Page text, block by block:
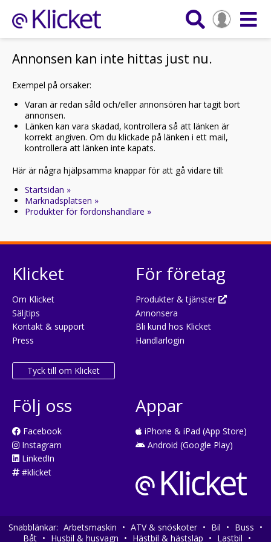
Annonsen kan inte hittas just nu.
Exempel på orsaker:
Varan är redan såld och/eller annonsören har tagit bort
annonsen.
Länken kan vara skadad, kontrollera så att länken är
korrekt angiven. Om du klickade på länken i ett mail,
kontrollera att länken inte kapats.
Här är några hjälpsamma knappar för att gå vidare till:
Startsidan »
Marknadsplatsen »
Produkter för fordonshandlare »
Klicket
Om Klicket
Säljtips
Kontakt & support
Press
Tyck till om Klicket
För företag
Produkter & tjänster
Annonsera
Bli kund hos Klicket
Handlarlogin
Följ oss
Facebook
Instagram
LinkedIn
#klicket
Appar
iPhone & iPad (App Store)
Android (Google Play)
Snabblänkar: Arbetsmaskin • ATV & snöskoter • Bil • Buss •
Båt • Husbil & husvagn • Hästbil & hästsläp • Lastbil •